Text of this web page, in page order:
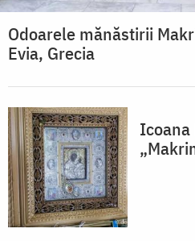
Odoarele mănăstirii
Evia, Grecia